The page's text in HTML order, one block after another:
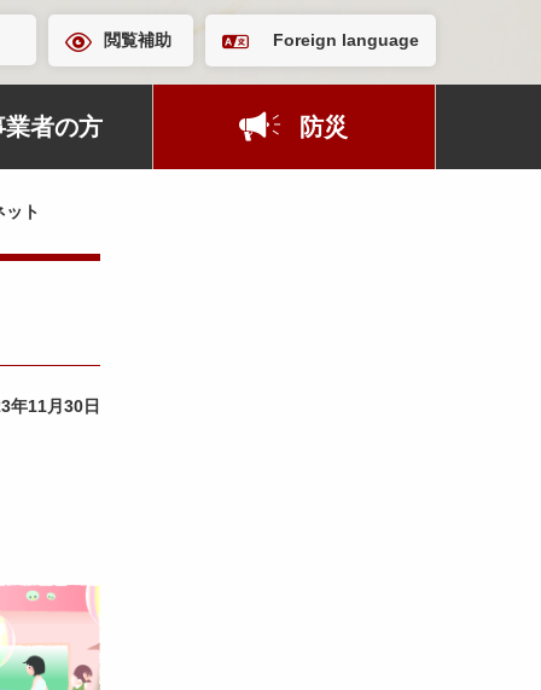
閲覧補助 Foreign language
業者の方 防災
ット
年11月30日